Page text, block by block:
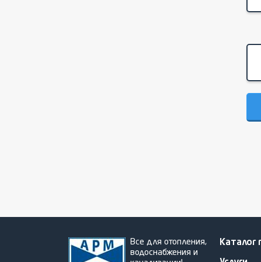
Все для отопления,
водоснабжения и
Каталог